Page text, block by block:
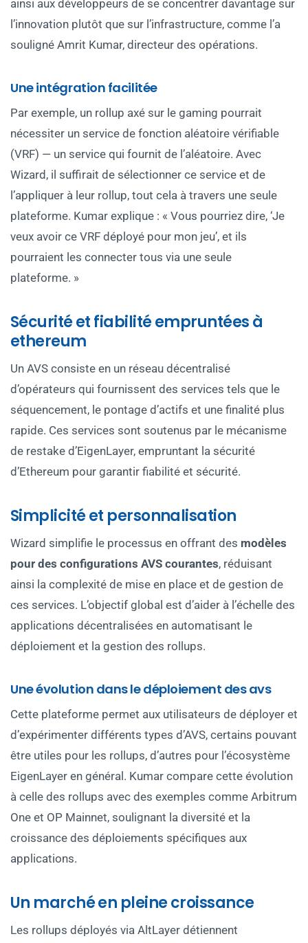
ainsi aux développeurs de se concentrer davantage sur
l’innovation plutôt que sur l’infrastructure, comme l’a
souligné Amrit Kumar, directeur des opérations.
Une intégration facilitée
Par exemple, un rollup axé sur le gaming pourrait
nécessiter un service de fonction aléatoire vérifiable
(VRF) — un service qui fournit de l’aléatoire. Avec
Wizard, il suffirait de sélectionner ce service et de
l’appliquer à leur rollup, tout cela à travers une seule
plateforme. Kumar explique : « Vous pourriez dire, ‘Je
veux avoir ce VRF déployé pour mon jeu’, et ils
pourraient les connecter tous via une seule
plateforme. »
Sécurité et fiabilité empruntées à
ethereum
Un AVS consiste en un réseau décentralisé
d’opérateurs qui fournissent des services tels que le
séquencement, le pontage d’actifs et une finalité plus
rapide. Ces services sont soutenus par le mécanisme
de restake d’EigenLayer, empruntant la sécurité
d’Ethereum pour garantir fiabilité et sécurité.
Simplicité et personnalisation
Wizard simplifie le processus en offrant des modèles
pour des configurations AVS courantes, réduisant
ainsi la complexité de mise en place et de gestion de
ces services. L’objectif global est d’aider à l’échelle des
applications décentralisées en automatisant le
déploiement et la gestion des rollups.
Une évolution dans le déploiement des avs
Cette plateforme permet aux utilisateurs de déployer et
d’expérimenter différents types d’AVS, certains pouvant
être utiles pour les rollups, d’autres pour l’écosystème
EigenLayer en général. Kumar compare cette évolution
à celle des rollups avec des exemples comme Arbitrum
One et OP Mainnet, soulignant la diversité et la
croissance des déploiements spécifiques aux
applications.
Un marché en pleine croissance
Les rollups déployés via AltLayer détiennent